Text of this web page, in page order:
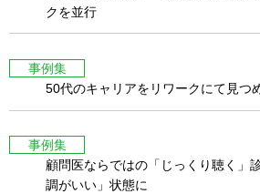
クを並行
事例集
50代のキャリアをリワークにて見つ
事例集
顧問医ならではの「じっくり聴く」
調がいい」状態に